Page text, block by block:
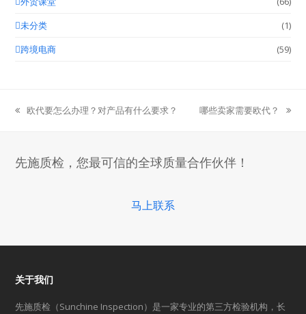
未分类
(1)
跨境电商
(59)
previous
欧代要怎么办理？对产品有什么要求？
next
哪些卖家需要欧代？
先施质检，您最可信的全球质量合作伙伴！
马上联系
关于我们
先施质检（Sunchine Inspection）是一家专业的第三方检验机构，长